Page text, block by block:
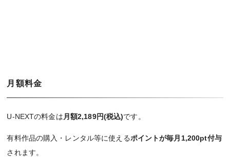
月額料金
U-NEXTの料金は 月額2,189円(税込)です。
有料作品の購入・レンタル等に使えるポイントが毎月1,200pt付与
されます。